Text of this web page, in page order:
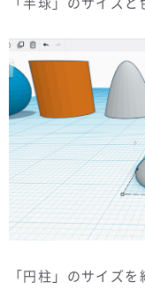
「円柱」のサイズ